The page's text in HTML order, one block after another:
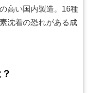
高い国内製造。16種
沈着の恐れがある成